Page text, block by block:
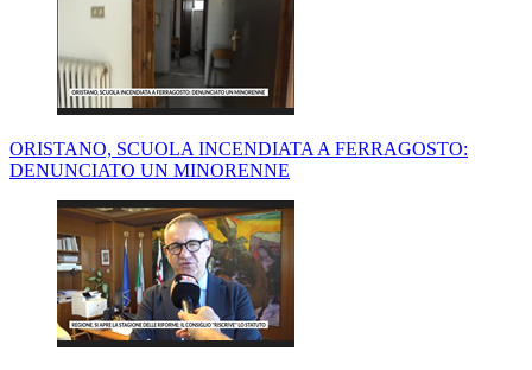
ORISTANO, SCUOLA INCENDIATA A FERRAGOSTO:
DENUNCIATO UN MINORENNE